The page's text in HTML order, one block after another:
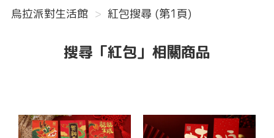
烏拉派對生活館 紅包搜尋 (第1頁)
搜尋「紅包」相關商品